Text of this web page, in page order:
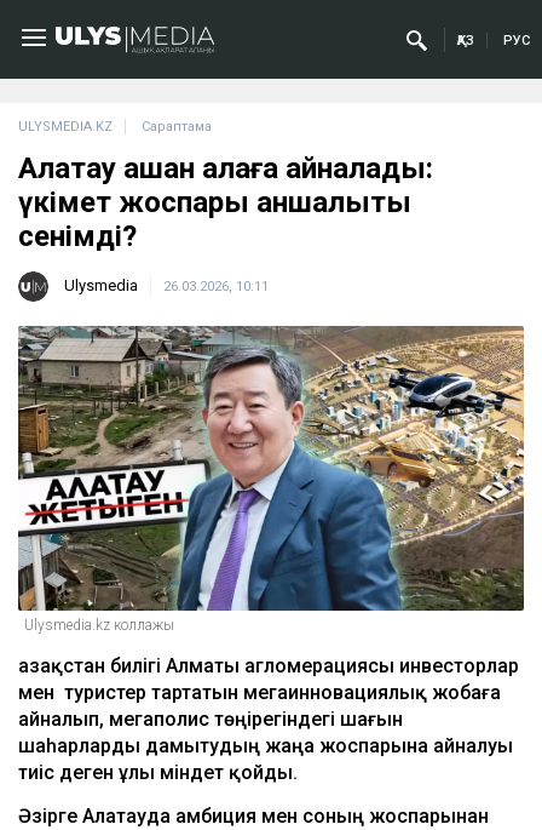
ҚАЗ РУС
ULYSMEDIA.KZ Сараптама
Алатау қашан қалаға айналады:
үкімет жоспары қаншалықты
сенімді?
Ulysmedia 26.03.2026, 10:11
Ulysmedia.kz коллажы
Қазақстан билігі Алматы агломерациясы инвесторлар
мен туристер тартатын мегаинновациялық жобаға
айналып, мегаполис төңірегіндегі шағын
шаһарларды дамытудың жаңа жоспарына айналуы
тиіс деген ұлы міндет қойды.
Әзірге Алатауда амбиция мен соның жоспарынан